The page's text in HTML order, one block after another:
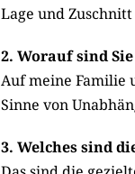
Lage und
2. Worauf sind
Auf meine Familie
Sinne von
3. Welches sind